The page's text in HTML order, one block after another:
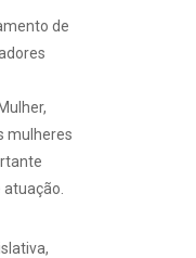
de
mulheres